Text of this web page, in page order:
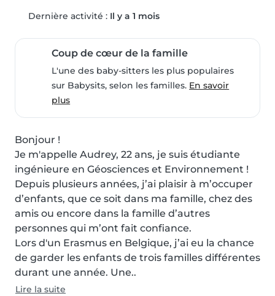
Dernière activité : Il y a 1 mois
Coup de cœur de la famille
L'une des baby-sitters les plus populaires
sur Babysits, selon les familles. En savoir
plus
Bonjour !
Je m'appelle Audrey, 22 ans, je suis étudiante
ingénieure en Géosciences et Environnement !
Depuis plusieurs années, j’ai plaisir à m’occuper
d’enfants, que ce soit dans ma famille, chez des
amis ou encore dans la famille d’autres
personnes qui m’ont fait confiance.
Lors d'un Erasmus en Belgique, j’ai eu la chance
de garder les enfants de trois familles différentes
durant une année. Une..
Lire la suite